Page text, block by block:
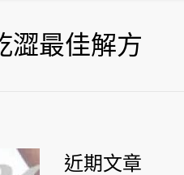
澀最佳解方
近期文章